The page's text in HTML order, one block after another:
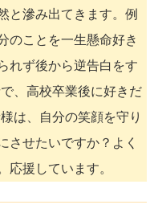
と滲み出てきます。例
のことを一生懸命好き
れず後から逆告白をす
、高校卒業後に好きだ
は、自分の笑顔を守り
させたいですか？よく
応援しています。